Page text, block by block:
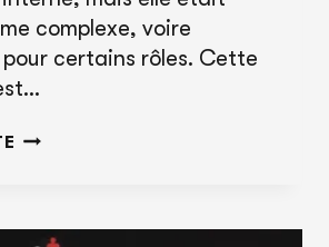
complexe, voire
certains rôles. Cette
RÉVOLUTIONNEZ
WEB